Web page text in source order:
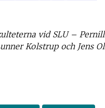
vid SLU –
Kolstrup och Jens